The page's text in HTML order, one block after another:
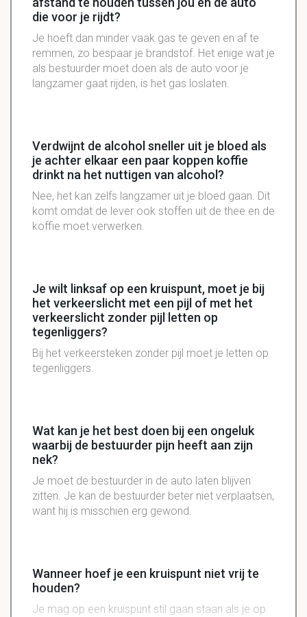
die voor je rijdt?
Je hoeft dan minder vaak gas te geven en af te
remmen, zo bespaar je brandstof. Het enige wat je
als bestuurder moet doen als de auto voor je
langzamer gaat rijden, is het gas loslaten.
Verdwijnt de alcohol sneller uit je bloed als
je achter elkaar een paar koppen koffie
drinkt na het nuttigen van alcohol?
Nee, het kan zelfs langzamer uit je bloed gaan. Dit
komt omdat de lever ook stoffen uit de thee en de
koffie moet verwerken.
Je wilt linksaf op een kruispunt, moet je bij
het verkeerslicht met een pijl of met het
verkeerslicht zonder pijl letten op
tegenliggers?
Bij het verkeersteken zonder pijl moet je letten op
tegenliggers.
Wat kan je het best doen bij een ongeluk
waarbij de bestuurder pijn heeft aan zijn
nek?
Je moet de bestuurder in de auto laten blijven
zitten. Je kan de bestuurder beter niet verplaatsen,
want hij is misschien erg gewond.
Wanneer hoef je een kruispunt niet vrij te
houden?
Je mag op een kruispunt stil gaan staan als je op